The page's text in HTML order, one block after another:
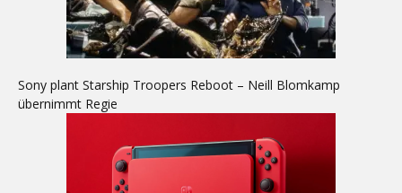
Sony plant Starship Troopers Reboot – Neill Blomkamp
übernimmt Regie